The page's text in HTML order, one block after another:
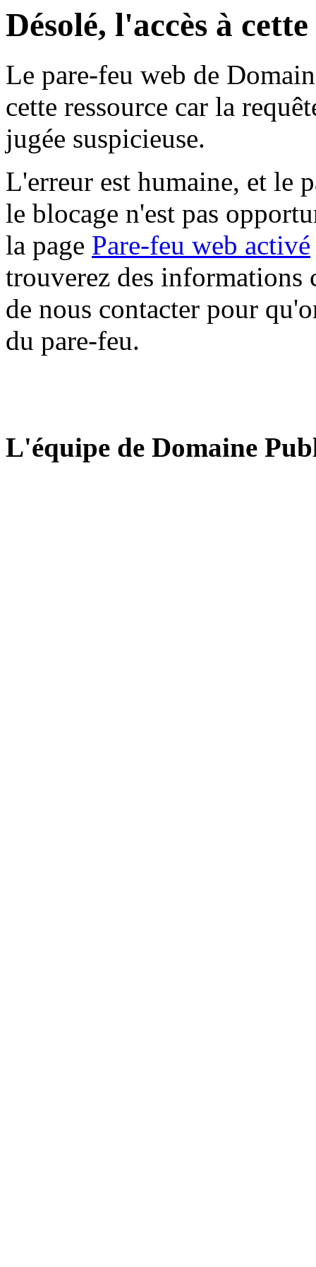
Désolé, l'accès à
Le pare-feu web de
cette ressource car la
jugée suspicieuse.
L'erreur est humaine, et le
le blocage n'est pas
la page Pare-feu web activé
trouverez des informations
de nous contacter pour
du pare-feu.
L'équipe de Domaine